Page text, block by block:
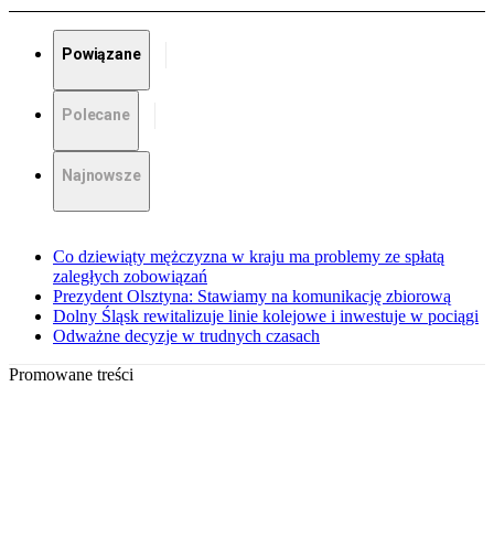
Powiązane
Polecane
Najnowsze
Co dziewiąty mężczyzna w kraju ma problemy ze spłatą
zaległych zobowiązań
Prezydent Olsztyna: Stawiamy na komunikację zbiorową
Dolny Śląsk rewitalizuje linie kolejowe i inwestuje w pociągi
Odważne decyzje w trudnych czasach
Promowane treści